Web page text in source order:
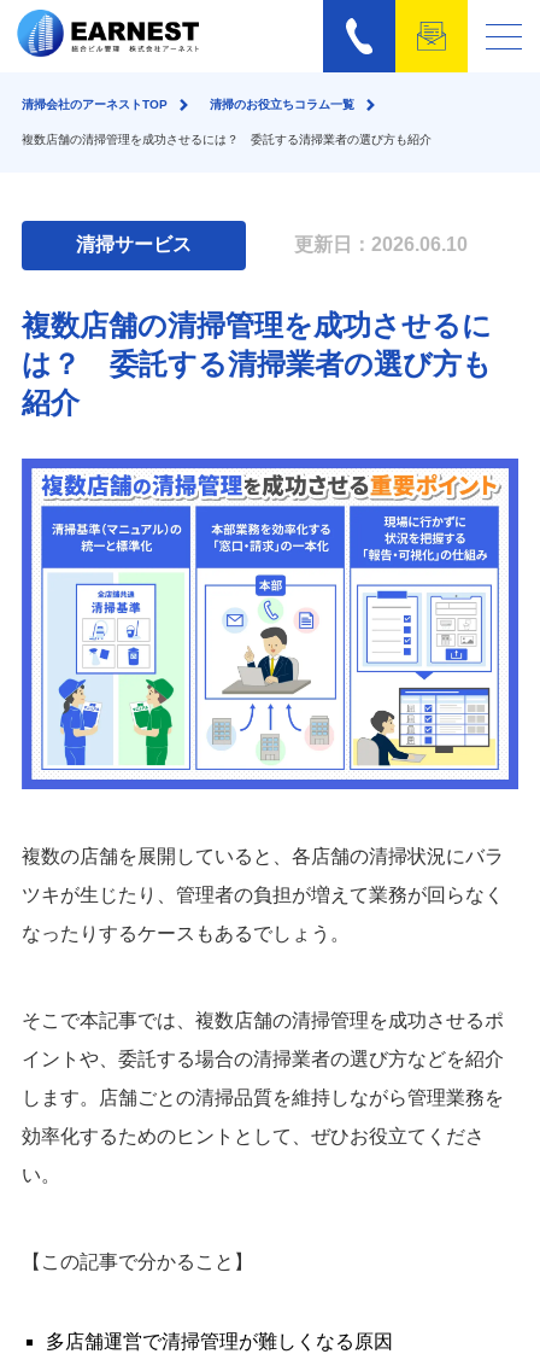
清掃会社のアーネストTOP 清掃のお役立ちコラム一覧
複数店舗の清掃管理を成功させるには？ 委託する清掃業者の選び方も紹介
清掃サービス 更新日：2026.06.10
複数店舗の清掃管理を成功させるに
は？ 委託する清掃業者の選び方も
紹介
複数の店舗を展開していると、各店舗の清掃状況にバラ
ツキが生じたり、管理者の負担が増えて業務が回らなく
なったりするケースもあるでしょう。
そこで本記事では、複数店舗の清掃管理を成功させるポ
イントや、委託する場合の清掃業者の選び方などを紹介
します。店舗ごとの清掃品質を維持しながら管理業務を
効率化するためのヒントとして、ぜひお役立てくださ
い。
【この記事で分かること】
多店舗運営で清掃管理が難しくなる原因